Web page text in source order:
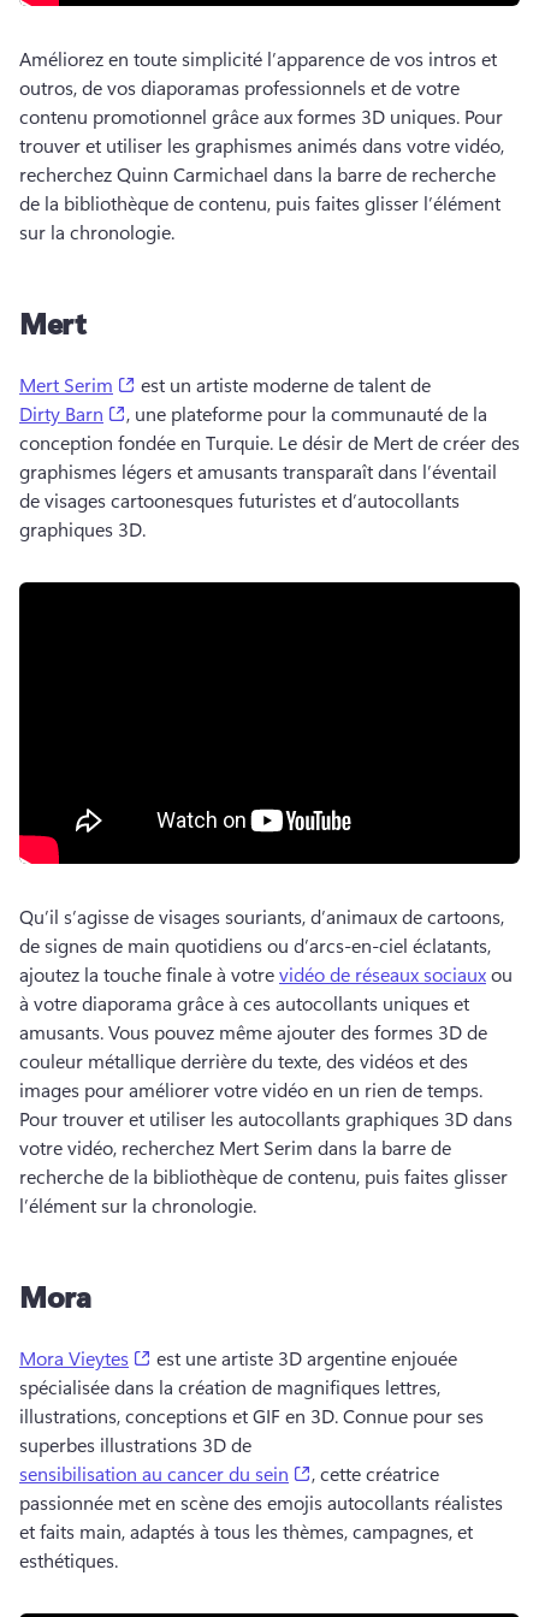
Améliorez en toute simplicité l’apparence de vos intros et
outros, de vos diaporamas professionnels et de votre
contenu promotionnel grâce aux formes 3D uniques. Pour
trouver et utiliser les graphismes animés dans votre vidéo,
recherchez Quinn Carmichael dans la barre de recherche
de la bibliothèque de contenu, puis faites glisser l’élément
sur la chronologie.
Mert
Mert Serim (opens in a new tab)
est un artiste moderne de talent de
Dirty Barn
(opens in a new tab)
, une plateforme pour la communauté de la
conception fondée en Turquie. Le désir de Mert de créer des
graphismes légers et amusants transparaît dans l’éventail
de visages cartoonesques futuristes et d’autocollants
graphiques 3D.
Qu’il s’agisse de visages souriants, d’animaux de cartoons,
de signes de main quotidiens ou d’arcs-en-ciel éclatants,
ajoutez la touche finale à votre vidéo de réseaux sociaux ou
à votre diaporama grâce à ces autocollants uniques et
amusants. Vous pouvez même ajouter des formes 3D de
couleur métallique derrière du texte, des vidéos et des
Pour trouver et utiliser les autocollants graphiques 3D dans
votre vidéo, recherchez Mert Serim dans la barre de
recherche de la bibliothèque de contenu, puis faites glisser
l’élément sur la chronologie.
Mora
Mora Vieytes (opens in a new tab)
est une artiste 3D argentine enjouée
spécialisée dans la création de magnifiques lettres,
illustrations, conceptions et GIF en 3D. Connue pour ses
superbes illustrations 3D de
sensibilisation au cancer du sein
(opens in a new tab)
, cette créatrice
passionnée met en scène des emojis autocollants réalistes
et faits main, adaptés à tous les thèmes, campagnes, et
esthétiques.